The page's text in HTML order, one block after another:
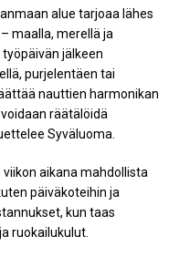
alue tarjoaa lähes
maalla, merellä ja
jälkeen
purjelentäen tai
nauttien harmonikan
räätälöidä
Syväluoma.
viikon aikana mahdollista
päiväkoteihin ja
kun taas
ruokailukulut.